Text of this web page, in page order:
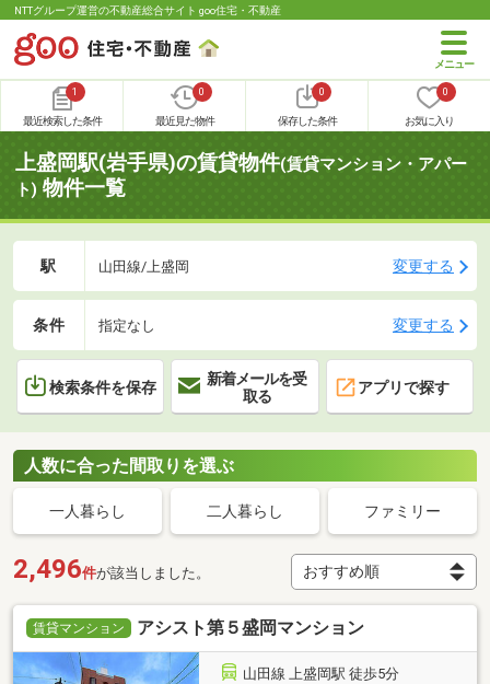
NTTグループ運営の不動産総合サイト goo住宅・不動産
1
最近検索した条件
0
最近見た物件
0
保存した条件
0
お気に入り
上盛岡駅(岩手県)の賃貸物件(賃貸マンション・アパー
ト) 物件一覧
駅 山田線/上盛岡 変更する
条件 指定なし 変更する
検索条件を保存
新着メールを受
取る
アプリで探す
人数に合った間取りを選ぶ
一人暮らし 二人暮らし ファミリー
2,496件が該当しました。
賃貸マンション アシスト第５盛岡マンション
山田線 上盛岡駅 徒歩5分